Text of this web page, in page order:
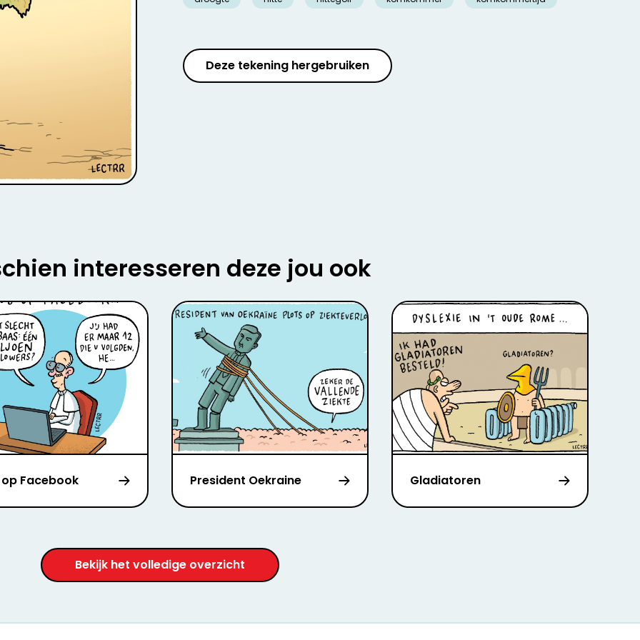
Deze tekening hergebruiken
interesseren deze jou ook
Facebook President Oekraine Gladiatoren
Bekijk het volledige overzicht